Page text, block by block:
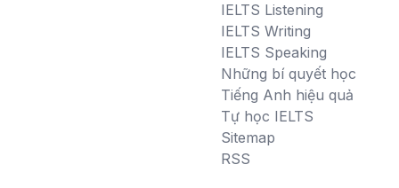
IELTS Listening
IELTS Writing
IELTS Speaking
Những bí quyết học
Tiếng Anh hiệu quả
Tự học IELTS
Sitemap
RSS